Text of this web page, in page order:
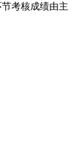
考核成绩由主